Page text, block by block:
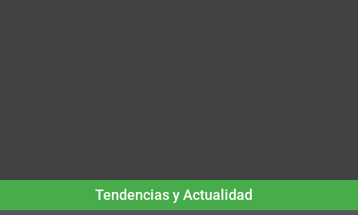
Tendencias y Actualidad